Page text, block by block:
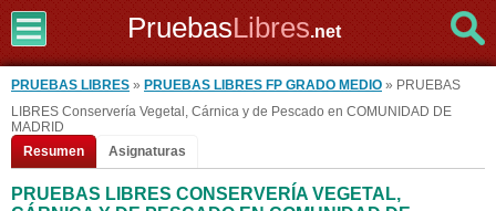
PruebasLibres.net
PRUEBAS LIBRES » PRUEBAS LIBRES FP GRADO MEDIO » PRUEBAS
LIBRES Conservería Vegetal, Cárnica y de Pescado en COMUNIDAD DE
MADRID
Resumen
Asignaturas
PRUEBAS LIBRES CONSERVERÍA VEGETAL,